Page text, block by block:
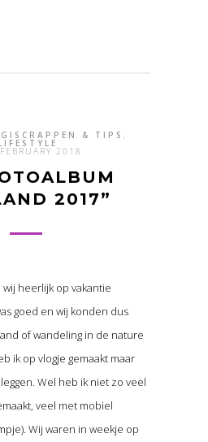
& TIPS
2018
2017”
heerlijk op vakantie
goed en wij konden dus
of wandeling in de nature
ik op vlogje gemaakt maar
Wel heb ik niet zo veel
veel met mobiel
Wij waren in weekje op